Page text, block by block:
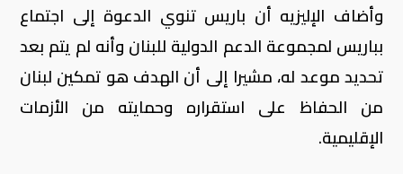
وأضاف الإليزيه أن باريس تنوي الدعوة إلى اجتماع
بباريس لمجموعة الدعم الدولية للبنان وأنه لم يتم بعد
تحديد موعد له، مشيرا إلى أن الهدف هو تمكين لبنان
من الحفاظ على استقراره وحمايته من الأزمات
الإقليمية.